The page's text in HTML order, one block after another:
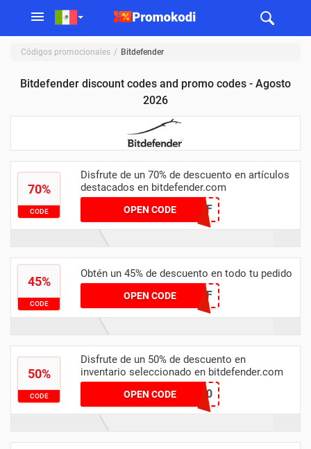
Códigos promocionales Bitdefender
Bitdefender discount codes and promo codes - Agosto
2026
70%
CODE
Disfrute de un 70% de descuento en artículos
destacados en bitdefender.com
OPEN CODE
FLASHSALE70OFF
45%
CODE
Obtén un 45% de descuento en todo tu pedido
OPEN CODEMR-45OFF
50%
CODE
Disfrute de un 50% de descuento en
inventario seleccionado en bitdefender.com
OPEN CODESLICK50